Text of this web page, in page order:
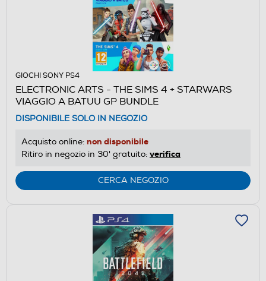
GIOCHI SONY PS4
ELECTRONIC ARTS - THE SIMS 4 + STARWARS
VIAGGIO A BATUU GP BUNDLE
DISPONIBILE SOLO IN NEGOZIO
Acquisto online: non disponibile
Ritiro in negozio in 30' gratuito: verifica
CERCA NEGOZIO